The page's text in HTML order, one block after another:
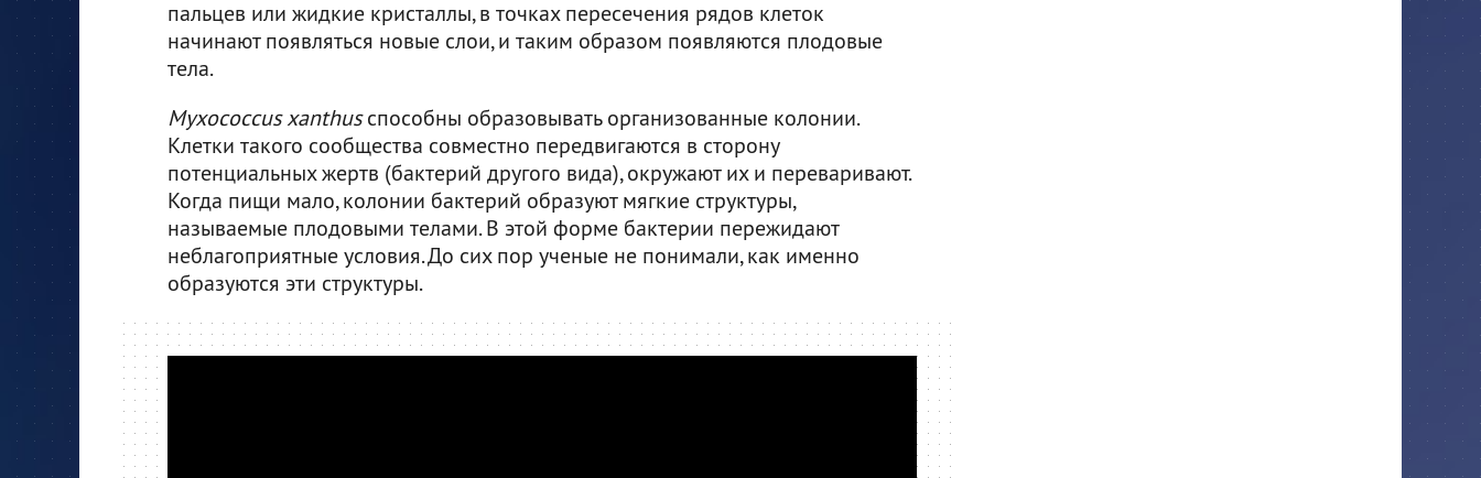
пальцев или жидкие кристаллы, в точках пересечения рядов клеток
начинают появляться новые слои, и таким образом появляются плодовые
тела.
Myxococcus xanthusспособны образовывать организованные колонии.
Клетки такого сообщества совместно передвигаются в сторону
потенциальных жертв (бактерий другого вида), окружают их и переваривают.
Когда пищи мало, колонии бактерий образуют мягкие структуры,
называемые плодовыми телами. В этой форме бактерии пережидают
неблагоприятные условия. До сих пор ученые не понимали, как именно
образуются эти структуры.